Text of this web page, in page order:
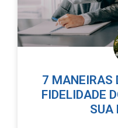
7 MANEIRAS
FIDELIDADE
SUA